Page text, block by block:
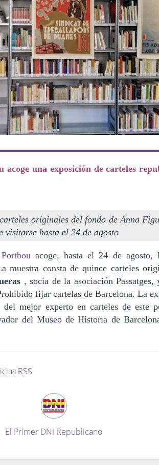
una exposición de carteles
originales del fondo de Anna
visitarse hasta el 24 de agosto
Portbou acoge, hasta el 24 de agosto,
muestra consta de quince carteles
, socia de la asociación
fijar cartelas de Barcelona. La
del mejor experto en carteles de este
del Museo de Historia de
RSS
El Primer DNI Republicano